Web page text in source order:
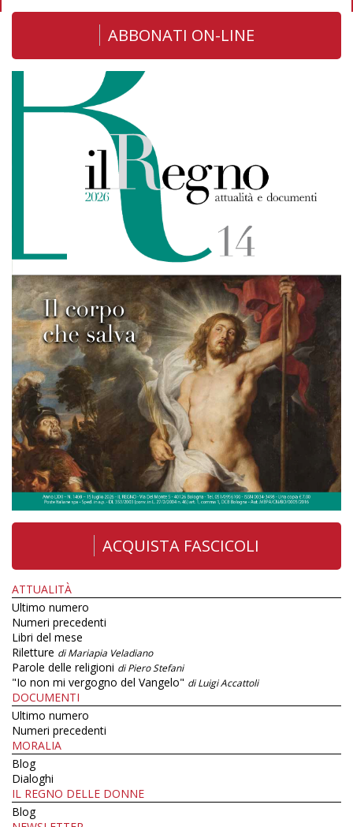
ABBONATI ON-LINE
ACQUISTA FASCICOLI
ATTUALITÀ
Ultimo numero
Numeri precedenti
Libri del mese
Riletture di Mariapia Veladiano
Parole delle religioni di Piero Stefani
"Io non mi vergogno del Vangelo" di Luigi Accattoli
DOCUMENTI
Ultimo numero
Numeri precedenti
MORALIA
Blog
Dialoghi
IL REGNO DELLE DONNE
Blog